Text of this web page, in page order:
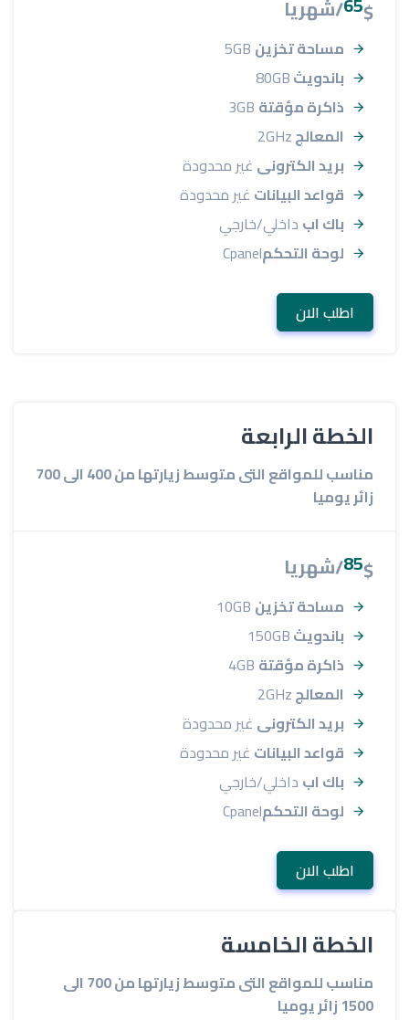
$ /شهريا
مساحة تخزين
باندويث80GB
ذاكرة مؤقتة
المعالج2GHz
بريد الكترونى غير محدودة
قواعد البيانات غير محدودة
باك اب داخلي/خارجي
لوحة التحكمCpanel
اطلب الان
الخطة الرابعة
مناسب للمواقع التى متوسط زيارتها من 400 الى 700
زائر يوميا
$
85/شهريا
مساحة تخزين
باندويث150GB
ذاكرة مؤقتة
المعالج2GHz
بريد الكترونى غير محدودة
قواعد البيانات غير محدودة
باك اب داخلي/خارجي
لوحة التحكمCpanel
اطلب الان
الخطة الخامسة
مناسب للمواقع التى متوسط زيارتها من 700 الى
1500 زائر يوميا